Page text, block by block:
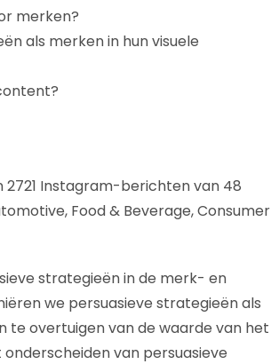
merken?
als merken in hun visuele
Instagram-berichten van 48
Food & Beverage, Consumer
strategieën in de merk- en
we persuasieve strategieën als
overtuigen van de waarde van het
van persuasieve